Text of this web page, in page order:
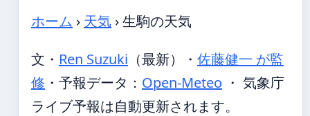
ホーム › 天気 ›生駒の天気
文・ Ren Suzuki （最新） ・ 佐藤健一 が監
修 ・ 予報データ： Open-Meteo ・ 気象庁
ライブ予報は自動更新されます。